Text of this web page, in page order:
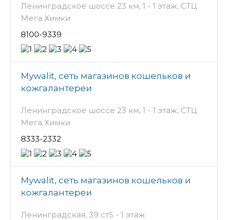
Ленинградское шоссе 23 км, 1 - 1 этаж, СТЦ
Мега Химки
8100-9339
Mywalit, сеть магазинов кошельков и
кожгалантереи
Ленинградское шоссе 23 км, 1 - 1 этаж, СТЦ
Мега Химки
8333-2332
Mywalit, сеть магазинов кошельков и
кожгалантереи
Ленинградская, 39 ст5 - 1 этаж